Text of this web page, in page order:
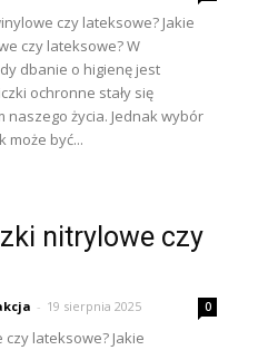
czy lateksowe? Jakie
czy lateksowe? W
dbanie o higienę jest
ochronne stały się
naszego życia. Jednak wybór
może być...
nitrylowe czy
- 19 sierpnia 2025 0
lateksowe? Jakie